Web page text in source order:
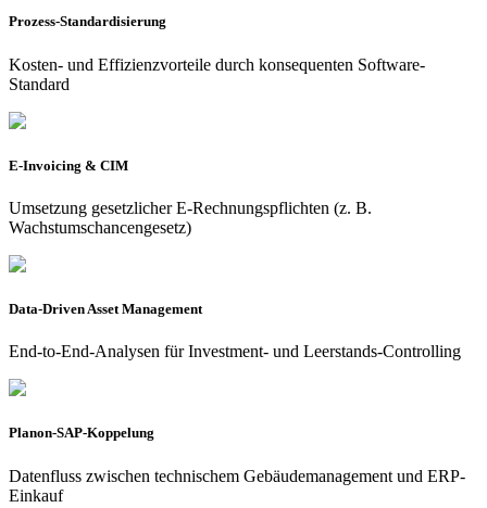
Prozess-Standardisierung
Kosten- und Effizienzvorteile durch konsequenten Software-
Standard
E-Invoicing & CIM
Umsetzung gesetzlicher E-Rechnungspflichten (z. B.
Wachstumschancengesetz)
Data-Driven Asset Management
End-to-End-Analysen für Investment- und Leerstands-Controlling
Planon-SAP-Koppelung
Datenfluss zwischen technischem Gebäudemanagement und ERP-
Einkauf